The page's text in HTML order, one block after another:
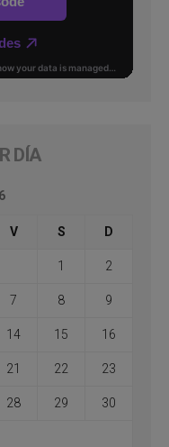
DÍA
V S D
1 2
7 8 9
14 15 16
21 22 23
28 29 30